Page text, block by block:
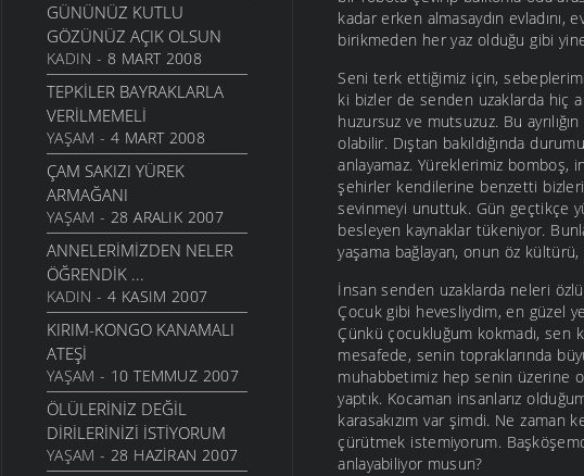
GÜNÜNÜZ KUTLU
GÖZÜNÜZ AÇIK OLSUN
KADIN - 8 MART 2008
TEPKILER BAYRAKLARLA
VERILMEMELI
YAŞAM - 4 MART 2008
ÇAM SAKIZI YÜREK
ARMAĞANI
YAŞAM - 28 ARALIK 2007
ANNELERIMIZDEN NELER
ÖĞRENDIK ...
KADIN - 4 KASIM 2007
KIRIM-KONGO KANAMALI
ATEŞI
YAŞAM - 10 TEMMUZ 2007
ÖLÜLERINIZ DEĞIL
DIRILERINIZI İSTIYORUM
YAŞAM - 28 HAZIRAN 2007
kadar erken almasaydın evladını,
birikmeden her yaz olduğu gibi
Seni terk ettiğimiz için,
ki bizler de senden uzaklarda hiç
huzursuz ve mutsuzuz. Bu
olabilir. Dıştan bakıldığında
anlayamaz. Yüreklerimiz bomboş,
şehirler kendilerine benzetti
sevinmeyi unuttuk. Gün geçtikçe
besleyen kaynaklar tükeniyor.
yaşama bağlayan, onun öz
İnsan senden uzaklarda neleri
Çocuk gibi hevesliydim, en güzel
Çünkü çocukluğum kokmadı, sen
mesafede, senin topraklarında
muhabbetimiz hep senin üzerine
yaptık. Kocaman insanlarız
karasakızım var şimdi. Ne
çürütmek istemiyorum.
anlayabiliyor musun?